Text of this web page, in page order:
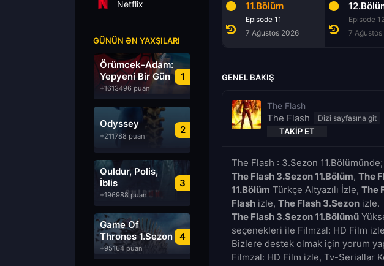
Netflix
GÜNÜN ƏN YAXŞILARI
1
Örümcek-Adam:
Yepyeni Bir Gün
+1613496 puan
2
Odyssey
+211788 puan
3
Quldur, Polis,
İblis
+196988 puan
4
Game Of
Thrones 1.Sezon
Türkçe Dublaj
izle
+95164 puan
11.Bölüm
Episode 11
7 Ağustos 2026
Episode 12
7
GENEL BAKIŞ
The Flash
The Flash
TAKIP ET
The Flash : 3.Sezon 11.Bölümünde;
The Flash 3.Sezon 11.Bölüm, The
11.Bölüm Türkçe Altyazılı İzle, The
Flash izle, The Flash 3.Sezon izle.
The Flash 3.Sezon 11.Bölümü
seçenekleri ile Filmzal: HD Film
Bizlere destek olmak için yorum
Filmzal: HD Film izle, Tv-Seriallar